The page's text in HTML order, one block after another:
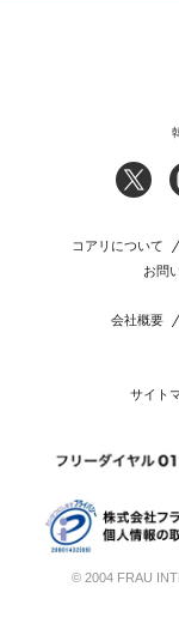
コアリについて
お問
会社概要
サイト
© 2004 FRAU